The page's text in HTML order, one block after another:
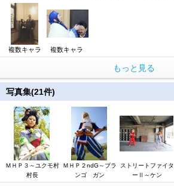
複数キャラ 複数キャラ
もっと見る
写真集(21件)
ＭＨＰ３～ユクモ村
村長
ＭＨＰ２ndG～ブラ
ンゴ ガン
ストリートファイタ
ーⅡ～ケン